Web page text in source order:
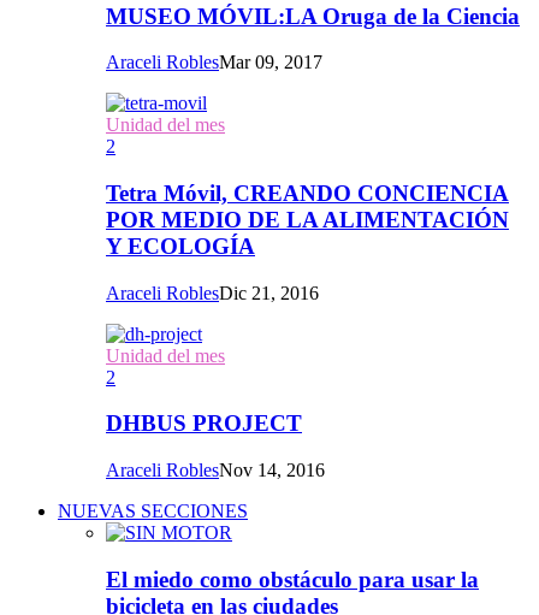
MUSEO MÓVIL:LA Oruga de la Ciencia
Araceli RoblesMar 09, 2017
Unidad del mes
2
Tetra Móvil, CREANDO CONCIENCIA
POR MEDIO DE LA ALIMENTACIÓN
Y ECOLOGÍA
Araceli RoblesDic 21, 2016
Unidad del mes
2
DHBUS PROJECT
Araceli RoblesNov 14, 2016
NUEVAS SECCIONES
El miedo como obstáculo para usar la
bicicleta en las ciudades